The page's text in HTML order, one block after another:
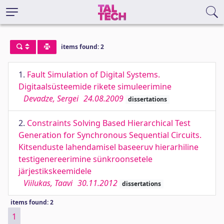
items found: 2
1. Fault Simulation of Digital Systems.
Digitaalsüsteemide rikete simuleerimine
Devadze, Sergei 24.08.2009 dissertations
2. Constraints Solving Based Hierarchical Test
Generation for Synchronous Sequential Circuits.
Kitsenduste lahendamisel baseeruv hierarhiline
testigenereerimine sünkroonsetele
järjestikskeemidele
Viilukas, Taavi 30.11.2012 dissertations
items found: 2
1